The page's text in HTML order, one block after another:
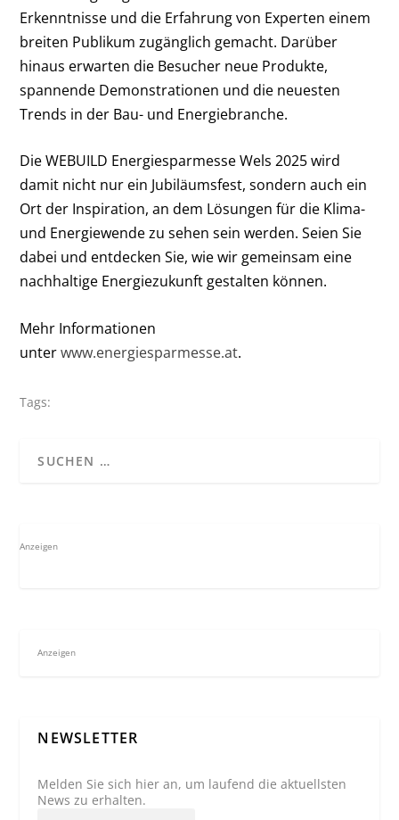
Erkenntnisse und die Erfahrung von Experten einem
breiten Publikum zugänglich gemacht. Darüber
hinaus erwarten die Besucher neue Produkte,
spannende Demonstrationen und die neuesten
Trends in der Bau- und Energiebranche.
Die WEBUILD Energiesparmesse Wels 2025 wird
damit nicht nur ein Jubiläumsfest, sondern auch ein
Ort der Inspiration, an dem Lösungen für die Klima-
und Energiewende zu sehen sein werden. Seien Sie
dabei und entdecken Sie, wie wir gemeinsam eine
nachhaltige Energiezukunft gestalten können.
Mehr Informationen
unterwww.energiesparmesse.at.
Tags:
Anzeigen
Anzeigen
NEWSLETTER
Melden Sie sich hier an, um laufend die aktuellsten
News zu erhalten.